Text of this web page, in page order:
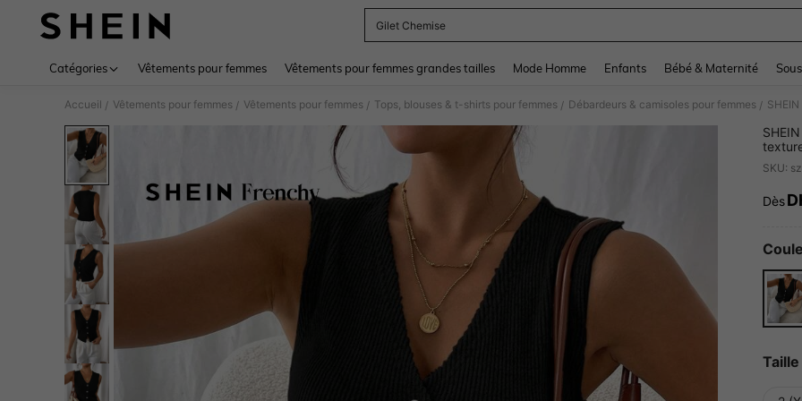
Gilet Chemise
Catégories Vêtements pour femmes Vêtements pour femmes grandes tailles Mode Homme Enfants Bébé & Maternité
Accueil / Vêtements pour femmes / Vêtements pour femmes / Tops, blouses & t-shirts pour femmes / Débardeurs & camisoles pour femmes /
SKU:
Dès
Taille